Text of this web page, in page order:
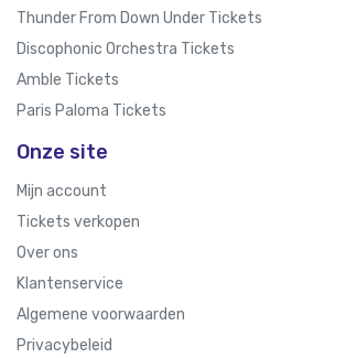
Thunder From Down Under Tickets
Discophonic Orchestra Tickets
Amble Tickets
Paris Paloma Tickets
Onze site
Mijn account
Tickets verkopen
Over ons
Klantenservice
Algemene voorwaarden
Privacybeleid